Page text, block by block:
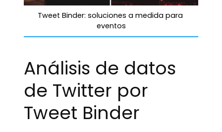
Tweet Binder: soluciones a medida para
eventos
Análisis de datos
de Twitter por
Tweet Binder